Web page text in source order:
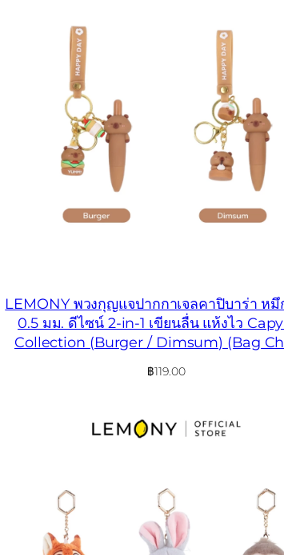
LEMONY พวงกุญแจปากกาเจลคาปิบาร่า หมึ
0.5 มม. ดีไซน์ 2-in-1 เขียนลื่น แห้งไว
Collection (Burger / Dimsum) (Bag
฿119.00